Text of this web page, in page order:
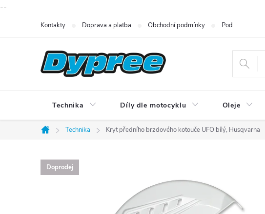
--
Kontakty Doprava a platba Obchodní podmínky Podmínky
Technika Díly dle motocyklu Oleje
Domů
Technika Kryt předního brzdového kotouče UFO bílý, Husqvarna
Doprodej